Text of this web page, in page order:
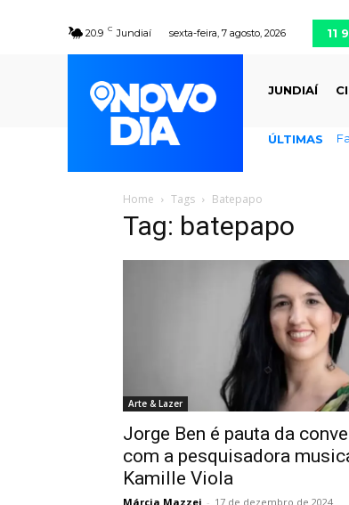
20.9 C Jundiaí sexta-feira, 7 agosto, 2026 11
JUNDIAÍ
ÚLTIMAS
Home Tags Batepapo
Tag: batepapo
Arte & Lazer
Jorge Ben é pauta da
com a pesquisadora
Kamille Viola
Márcia Mazzei - 17 de dezembro de 2024